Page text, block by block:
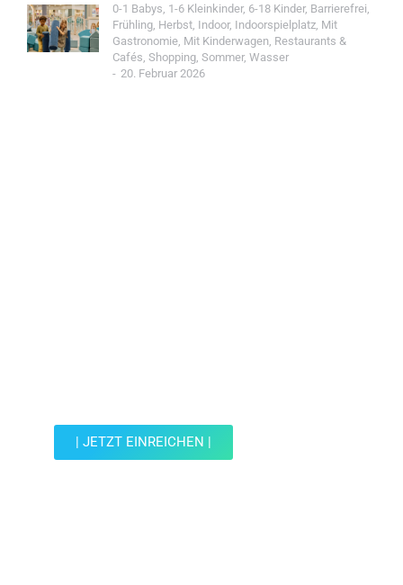
0-1 Babys, 1-6 Kleinkinder, 6-18 Kinder, Barrierefrei,
Frühling, Herbst, Indoor, Indoorspielplatz, Mit
Gastronomie, Mit Kinderwagen, Restaurants &
Cafés, Shopping, Sommer, Wasser
20. Februar 2026
| JETZT EINREICHEN |